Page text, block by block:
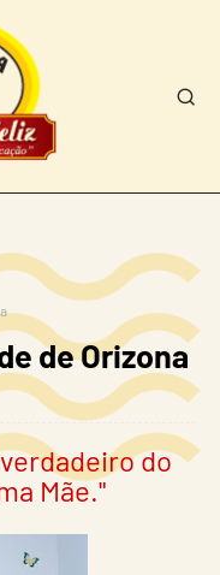
de Orizona
do
Mãe."